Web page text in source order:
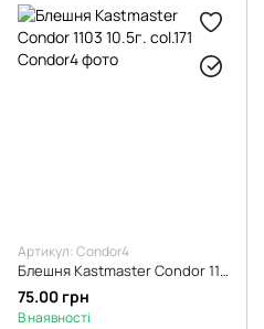
Артикул: Condor4
Блешня Kastmaster Condor 1103 10.5г. col.171
75.00 грн
В наявності